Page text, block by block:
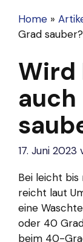
Home »
Grad sauber?
Wird
17. Juni 2023
Bei leicht
reicht laut
eine
oder 40
beim 40-